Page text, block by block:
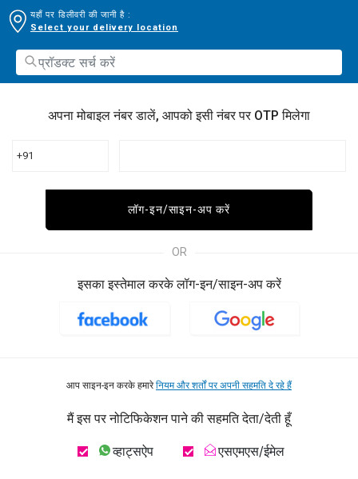
यहाँ पर डिलीवरी की जानी है :
Select your delivery location
अपना मोबाइल नंबर डालें, आपको इसी नंबर पर OTP मिलेगा
+91
लॉग-इन/साइन-अप करें
OR
इसका इस्तेमाल करके लॉग-इन/साइन-अप करें
आप साइन-इन करके हमारेनियम और शर्तों पर अपनी सहमति दे रहे हैं
मैं इस पर नोटिफिकेशन पाने की सहमति देता/देती हूँ
व्हाट्सऐप एसएमएस/ईमेल